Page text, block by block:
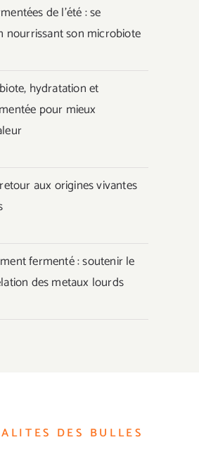
de l’été : se
nourrissant son microbiote
hydratation et
pour mieux
aux origines vivantes
fermenté : soutenir le
des metaux lourds
DES BULLES